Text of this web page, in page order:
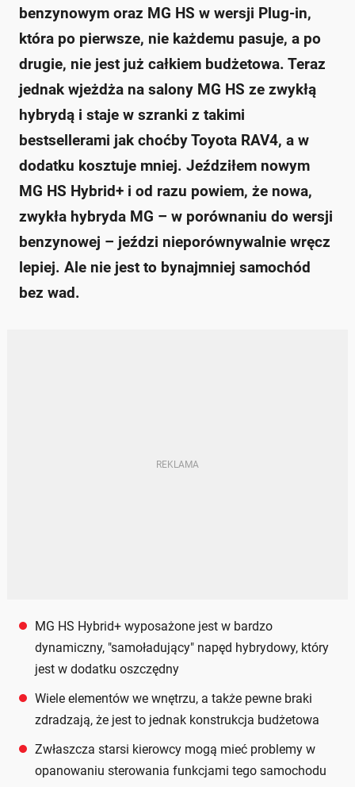
benzynowym oraz MG HS w wersji Plug-in,
która po pierwsze, nie każdemu pasuje, a po
drugie, nie jest już całkiem budżetowa. Teraz
jednak wjeżdża na salony MG HS ze zwykłą
hybrydą i staje w szranki z takimi
bestsellerami jak choćby Toyota RAV4, a w
dodatku kosztuje mniej. Jeździłem nowym
MG HS Hybrid+ i od razu powiem, że nowa,
zwykła hybryda MG – w porównaniu do wersji
benzynowej – jeździ nieporównywalnie wręcz
lepiej. Ale nie jest to bynajmniej samochód
bez wad.
MG HS Hybrid+ wyposażone jest w bardzo
dynamiczny, "samoładujący" napęd hybrydowy, który
jest w dodatku oszczędny
Wiele elementów we wnętrzu, a także pewne braki
zdradzają, że jest to jednak konstrukcja budżetowa
Zwłaszcza starsi kierowcy mogą mieć problemy w
opanowaniu sterowania funkcjami tego samochodu